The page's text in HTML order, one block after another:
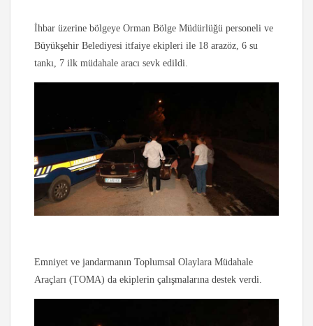
İhbar üzerine bölgeye Orman Bölge Müdürlüğü personeli ve
Büyükşehir Belediyesi itfaiye ekipleri ile 18 arazöz, 6 su
tankı, 7 ilk müdahale aracı sevk edildi.
Emniyet ve jandarmanın Toplumsal Olaylara Müdahale
Araçları (TOMA) da ekiplerin çalışmalarına destek verdi.